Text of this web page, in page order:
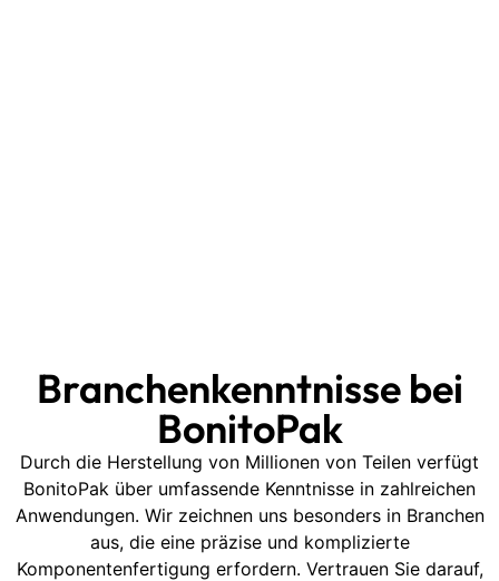
Branchenkenntnisse bei
BonitoPak
Durch die Herstellung von Millionen von Teilen verfügt
BonitoPak über umfassende Kenntnisse in zahlreichen
Anwendungen. Wir zeichnen uns besonders in Branchen
aus, die eine präzise und komplizierte
Komponentenfertigung erfordern. Vertrauen Sie darauf,